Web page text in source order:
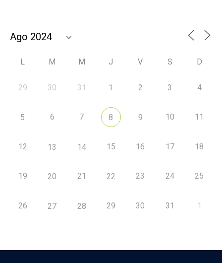
L M M J V S D
29 30 31 1 2 3 4
5 6 7 8 9 10 11
12 13 14 15 16 17 18
19 20 21 22 23 24 25
26 27 28 29 30 31 1